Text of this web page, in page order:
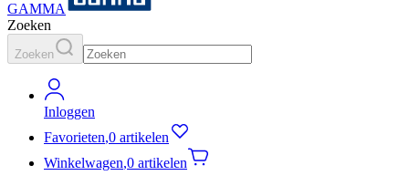
GAMMA
Zoeken
Zoeken
Inloggen
Favorieten,0 artikelen
Winkelwagen,0 artikelen